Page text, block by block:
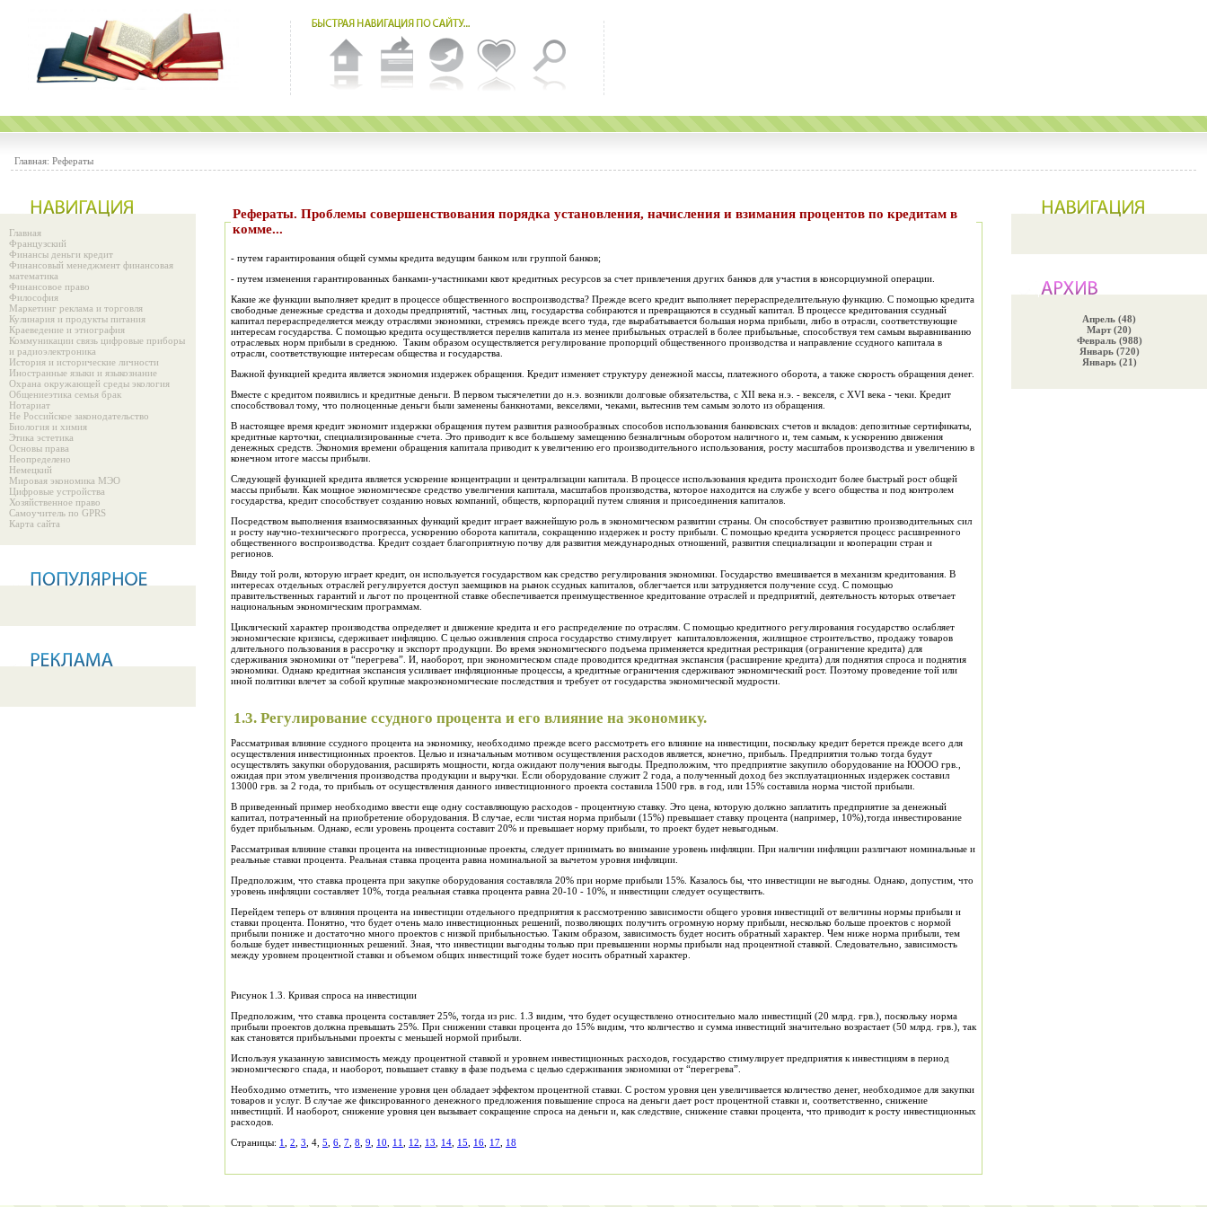
Главная: Рефераты
Главная
Французский
Финансы деньги кредит
Финансовый менеджмент финансовая
математика
Финансовое право
Философия
Маркетинг реклама и торговля
Кулинария и продукты питания
Краеведение и этнография
Коммуникации связь цифровые приборы
и радиоэлектроника
История и исторические личности
Иностранные языки и языкознание
Охрана окружающей среды экология
Общениеэтика семья брак
Нотариат
Не Российское законодательство
Биология и химия
Этика эстетика
Основы права
Неопределено
Немецкий
Мировая экономика МЭО
Цифровые устройства
Хозяйственное право
Самоучитель по GPRS
Карта сайта
Рефераты. Проблемы совершенствования порядка установления, начисления и взимания процентов по кредитам в
комме...
- путем гарантирования общей суммы кредита ведущим банком или группой банков;
- путем изменения гарантированных банками-участниками квот кредитных ресурсов за счет привлечения других банков для участия в консорциумной операции.
Какие же функции выполняет кредит в процессе общественного воспроизводства? Прежде всего кредит выполняет перераспределительную функцию. С помощью кредита
свободные денежные средства и доходы предприятий, частных лиц, государства собираются и превращаются в ссудный капитал. В процессе кредитования ссудный
капитал перераспределяется между отраслями экономики, стремясь прежде всего туда, где вырабатывается большая норма прибыли, либо в отрасли, соответствующие
интересам государства. С помощью кредита осуществляется перелив капитала из менее прибыльных отраслей в более прибыльные, способствуя тем самым выравниванию
отраслевых норм прибыли в среднюю. Таким образом осуществляется регулирование пропорций общественного производства и направление ссудного капитала в
отрасли, соответствующие интересам общества и государства.
Важной функцией кредита является экономия издержек обращения. Кредит изменяет структуру денежной массы, платежного оборота, а также скорость обращения денег.
Вместе с кредитом появились и кредитные деньги. В первом тысячелетии до н.э. возникли долговые обязательства, с XII века н.э. - векселя, с ХVI века - чеки. Кредит
способствовал тому, что полноценные деньги были заменены банкнотами, векселями, чеками, вытеснив тем самым золото из обращения.
В настоящее время кредит экономит издержки обращения путем развития разнообразных способов использования банковских счетов и вкладов: депозитные сертификаты,
кредитные карточки, специализированные счета. Это приводит к все большему замещению безналичным оборотом наличного и, тем самым, к ускорению движения
денежных средств. Экономия времени обращения капитала приводит к увеличению его производительного использования, росту масштабов производства и увеличению в
конечном итоге массы прибыли.
Следующей функцией кредита является ускорение концентрации и централизации капитала. В процессе использования кредита происходит более быстрый рост общей
массы прибыли. Как мощное экономическое средство увеличения капитала, масштабов производства, которое находится на службе у всего общества и под контролем
государства, кредит способствует созданию новых компаний, обществ, корпораций путем слияния и присоединения капиталов.
Посредством выполнения взаимосвязанных функций кредит играет важнейшую роль в экономическом развитии страны. Он способствует развитию производительных сил
и росту научно-технического прогресса, ускорению оборота капитала, сокращению издержек и росту прибыли. С помощью кредита ускоряется процесс расширенного
общественного воспроизводства. Кредит создает благоприятную почву для развития международных отношений, развития специализации и кооперации стран и
регионов.
Ввиду той роли, которую играет кредит, он используется государством как средство регулирования экономики. Государство вмешивается в механизм кредитования. В
интересах отдельных отраслей регулируется доступ заемщиков на рынок ссудных капиталов, облегчается или затрудняется получение ссуд. С помощью
правительственных гарантий и льгот по процентной ставке обеспечивается преимущественное кредитование отраслей и предприятий, деятельность которых отвечает
национальным экономическим программам.
Циклический характер производства определяет и движение кредита и его распределение по отраслям. С помощью кредитного регулирования государство ослабляет
экономические кризисы, сдерживает инфляцию. С целью оживления спроса государство стимулирует капиталовложения, жилищное строительство, продажу товаров
длительного пользования в рассрочку и экспорт продукции. Во время экономического подъема применяется кредитная рестрикция (ограничение кредита) для
сдерживания экономики от “перегрева”. И, наоборот, при экономическом спаде проводится кредитная экспансия (расширение кредита) для поднятия спроса и поднятия
экономики. Однако кредитная экспансия усиливает инфляционные процессы, а кредитные ограничения сдерживают экономический рост. Поэтому проведение той или
иной политики влечет за собой крупные макроэкономические последствия и требует от государства экономической мудрости.
1.3. Регулирование ссудного процента и его влияние на экономику.
Рассматривая влияние ссудного процента на экономику, необходимо прежде всего рассмотреть его влияние на инвестиции, поскольку кредит берется прежде всего для
осуществления инвестиционных проектов. Целью и изначальным мотивом осуществления расходов является, конечно, прибыль. Предприятия только тогда будут
осуществлять закупки оборудования, расширять мощности, когда ожидают получения выгоды. Предположим, что предприятие закупило оборудование на ЮООО грв.,
ожидая при этом увеличения производства продукции и выручки. Если оборудование служит 2 года, а полученный доход без эксплуатационных издержек составил
13000 грв. за 2 года, то прибыль от осуществления данного инвестиционного проекта составила 1500 грв в год, или 15% составила норма чистой прибыли.
В приведенный пример необходимо ввести еще одну составляющую расходов - процентную ставку. Это цена, которую должно заплатить предприятие за денежный
капитал, потраченный на приобретение оборудования. В случае, если чистая норма прибыли (15%) превышает ставку процента (например, 10%),тогда инвестирование
будет прибыльным. Однако, если уровень процента составит 20% и превышает норму прибыли то проект будет невыгодным.
Рассматривая влияние ставки процента на инвестиционные проекты, следует принимать во внимание уровень инфляции. При наличии инфляции различают номинальные и
реальные ставки процента. Реальная ставка процента равна номинальной за вычетом уровня инфляции.
Предположим, что ставка процента при закупке оборудования составляла 20% при норме прибыли 15%. Казалось бы, что инвестиции не выгодны. Однако, допустим, что
уровень инфляции составляет 10% , тогда реальная ставка процента равна 20-10 - 10%, и инвестиции следует осуществить.
Перейдем теперь от влияния процента на инвестиции отдельного предприятия к рассмотрению зависимости общего уровня инвестиций от величины нормы прибыли и
ставки процента. Понятно, что будет очень мало инвестиционных решений, позволяющих получить огромную норму прибыли несколько больше проектов с нормой
прибыли пониже и достаточно много проектов с низкой прибыльностью. Таким обра­зом, зависимость будет носить обратный характер. Чем ниже норма прибыли, тем
больше будет инвестиционных решений. Зная, что инвестиции выгодны только при превышении нормы прибыли над процентной ставкой. Следовательно, зависимость
между уровнем процентной ставки и объемом общих инвестиций тоже будет носить обратный характер.
Рисунок 1.3. Кривая спроса на инвестиции
Предположим что ставка процента составляет 25%, тогда из рис. 1.З видим, что будет осуществлено относительно мало инвестиций (20 млрд. грв .), поскольку норма
прибыли проектов должна превышать 25%. При снижении ставки процента до 15% видим, что количество и сумма инвестиций значительно возрастает (50 млрд. грв .), так
как становятся прибыльными проекты с меньшей нормой прибыли.
Используя указанную зависимость между процентной ставкой и уровнем инвестиционных расходов, государство стимулирует предприятия к инвестициям в период
экономического спада, и наоборот, повышает ставку в фазе подъема с целью сдерживания экономики от “перегрева”.
Необходимо отметить, что изменение уровня цен обладает эффектом процентной ставки. С ростом уровня цен увеличивается количество денег, необходимое для закупки
товаров и услуг. В случае же фиксированного денежного предложения повышение спроса на деньги дает рост процентной ставки и, соответственно, снижение
инвестиций. И наоборот, снижение уровня цен вызывает сокращение спроса на деньги и, как следствие, снижение ставки процента, что приводит к росту инвестиционных
расходов.
Страницы: 1 2 3 , 4, 5 6 7 8 9 10 11 12 13 14 15 16 17 18
Апрель (48)
Март (20)
Февраль (988)
Январь (720)
Январь (21)